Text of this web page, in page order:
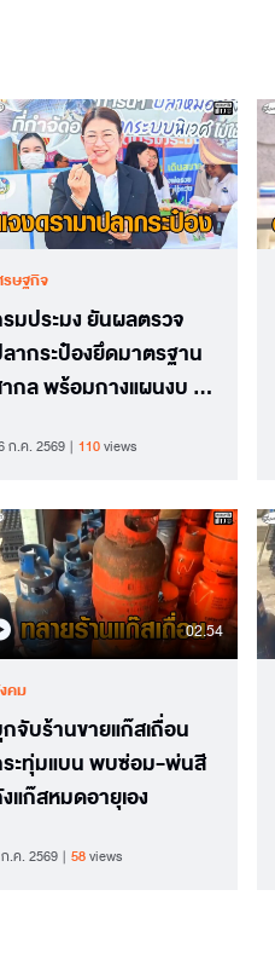
รษฐกิจ
มประมง ยันผลตรวจ
ากระป๋องยึดมาตรฐาน
กล พร้อมกางแผนงบ 19
งดำ
ก.ค. 2569 110views
02.54
คม
จับร้านขายแก๊สเถื่อน
ะทุ่มแบน พบซ่อม-พ่นสี
แก๊สหมดอายุเอง
.ค. 2569 58views